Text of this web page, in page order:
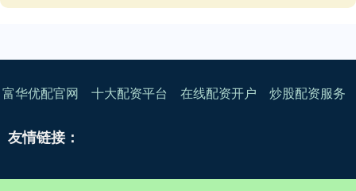
富华优配官网 十大配资平台 在线配资开户 炒股配资服务
友情链接：